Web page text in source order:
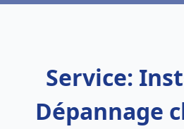
Service:
Dépannage